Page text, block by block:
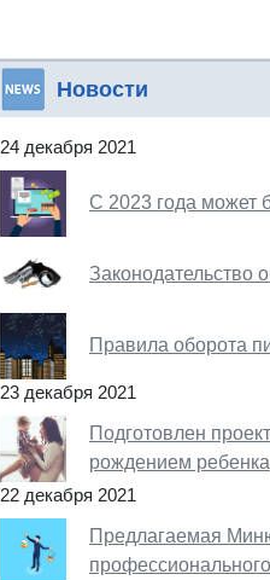
Новости
24 декабря 2021
С 2023 года может
Законодательство
Правила оборота
23 декабря 2021
Подготовлен
рождением ребенка
22 декабря 2021
Предлагаемая